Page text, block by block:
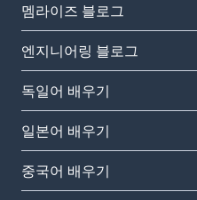
멤라이즈 블로그
엔지니어링 블로그
독일어 배우기
일본어 배우기
중국어 배우기